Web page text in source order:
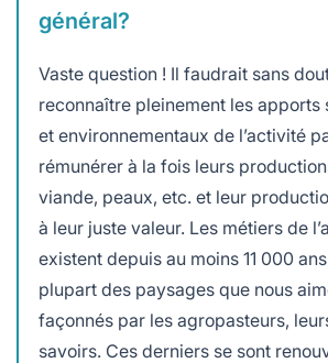
général?
Vaste question ! Il faudrait sans
reconnaître pleinement les apports
et environnementaux de l’activité
rémunérer à la fois leurs
viande, peaux, etc. et leur
à leur juste valeur. Les métiers de
existent depuis au moins 11 000
plupart des paysages que nous
façonnés par les agropasteurs,
savoirs. Ces derniers se sont